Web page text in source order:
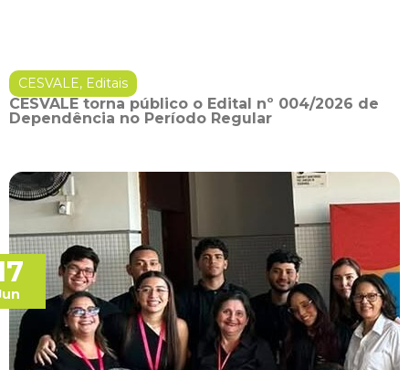
CESVALE, Editais
CESVALE torna público o Edital nº 004/2026 de
Dependência no Período Regular